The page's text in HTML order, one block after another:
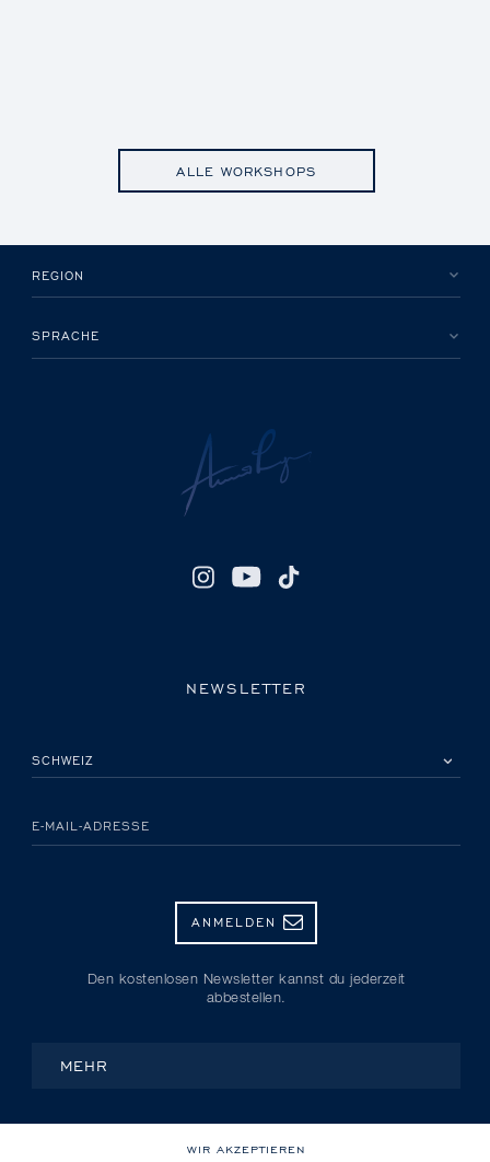
ALLE WORKSHOPS
REGION
SPRACHE
NEWSLETTER
E-MAIL-ADRESSE
ANMELDEN
Den kostenlosen Newsletter kannst du jederzeit
abbestellen.
MEHR
WIR AKZEPTIEREN